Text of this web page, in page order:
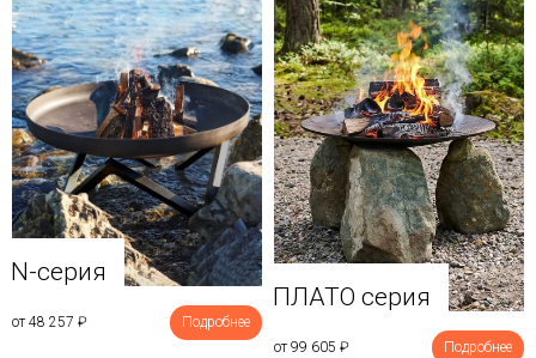
N-серия
от 48 257 ₽ Подробнее
ПЛАТО серия
от 99 605 ₽ Подробнее